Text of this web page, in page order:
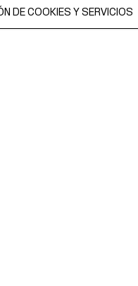
por copyright y es
DE COOKIES Y SERVICIOS